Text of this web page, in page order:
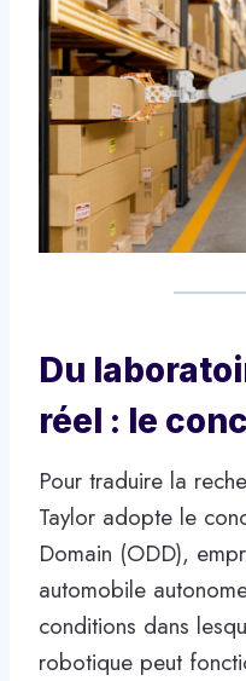
Du
réel : le
Pour traduire la
Taylor adopte le
Domain (ODD),
automobile
conditions dans
robotique peut